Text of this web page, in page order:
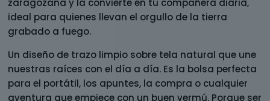
ideal para quienes llevan el orgullo de la tierra
grabado a fuego.
Un diseño de trazo limpio sobre tela natural que une
nuestras raíces con el día a día. Es la bolsa perfecta
para el portátil, los apuntes, la compra o cualquier
aventura que empiece con un buen vermú. Porque ser